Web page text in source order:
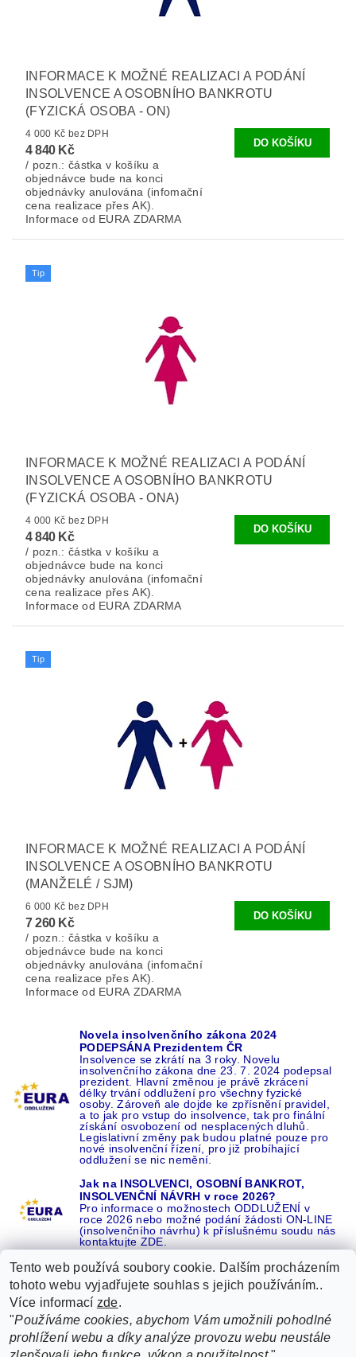
INFORMACE K MOŽNÉ REALIZACI A PODÁNÍ
INSOLVENCE A OSOBNÍHO BANKROTU
(FYZICKÁ OSOBA - ON)
4 000 Kč bez DPH
4 840 Kč
/ pozn.: částka v košíku a
objednávce bude na konci
objednávky anulována (infomační
cena realizace přes AK).
Informace od EURA ZDARMA
Tip
INFORMACE K MOŽNÉ REALIZACI A PODÁNÍ
INSOLVENCE A OSOBNÍHO BANKROTU
(FYZICKÁ OSOBA - ONA)
4 000 Kč bez DPH
4 840 Kč
/ pozn.: částka v košíku a
objednávce bude na konci
objednávky anulována (infomační
cena realizace přes AK).
Informace od EURA ZDARMA
Tip
INFORMACE K MOŽNÉ REALIZACI A PODÁNÍ
INSOLVENCE A OSOBNÍHO BANKROTU
(MANŽELÉ / SJM)
6 000 Kč bez DPH
7 260 Kč
/ pozn.: částka v košíku a
objednávce bude na konci
objednávky anulována (infomační
cena realizace přes AK).
Informace od EURA ZDARMA
Novela insolvenčního zákona 2024
PODEPSÁNA Prezidentem ČR
Insolvence se zkrátí na 3 roky. Novelu
insolvenčního zákona dne 23. 7. 2024 podepsal
prezident. Hlavní změnou je právě zkrácení
délky trvání oddlužení pro všechny fyzické
osoby. Zároveň ale dojde ke zpřísnění pravidel,
a to jak pro vstup do insolvence, tak pro finální
získání osvobození od nesplacených dluhů.
Legislativní změny pak budou platné pouze pro
nové insolvenční řízení, pro již probíhající
oddlužení se nic nemění.
Jak na INSOLVENCI, OSOBNÍ BANKROT,
INSOLVENČNÍ NÁVRH v roce 2026?
Pro informace o možnostech ODDLUŽENÍ v
roce 2026 nebo možné podání žádosti ON-LINE
(insolvenčního návrhu) k příslušnému soudu nás
kontaktujte ZDE.
Recenze o NÁS na GOOGLE 16 let REFERENCÍ v celé ČR |
Recenze o NÁS na SEZNAMU |
ŽÁDEJTE život BEZ DLUHŮ nebo EXEKUCÍ ZDE
Tento web používá soubory cookie. Dalším procházením
tohoto webu vyjadřujete souhlas s jejich používáním..
Více informací zde.
"Používáme cookies, abychom Vám umožnili pohodlné
prohlížení webu a díky analýze provozu webu neustále